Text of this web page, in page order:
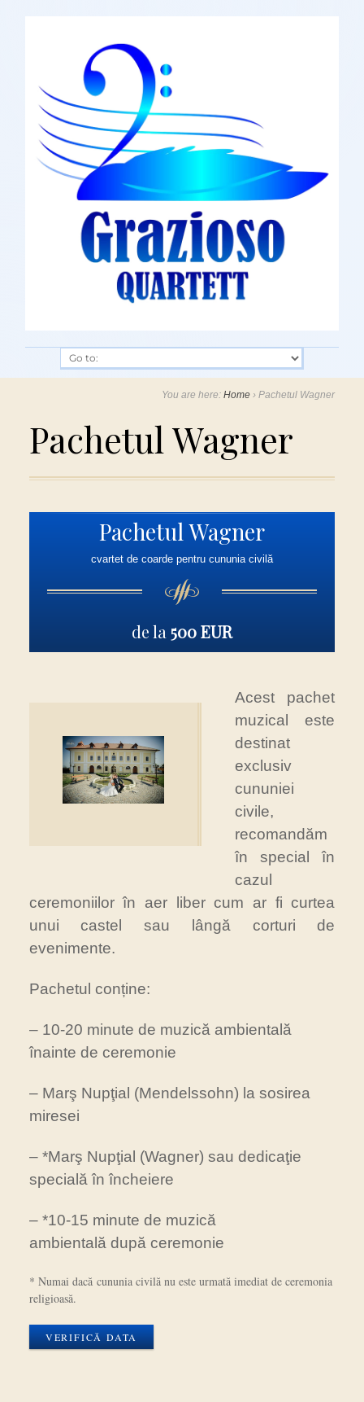
You are here:Home ›Pachetul Wagner
Pachetul Wagner
Pachetul Wagner
cvartet de coarde pentru cununia civilă
de la 500 EUR
Acest pachet
muzical este
destinat
exclusiv
cununiei
civile,
recomandăm
în special în
cazul
ceremoniilor în aer liber cum ar fi curtea
unui castel sau lângă corturi de
evenimente.
Pachetul conține:
– 10-20 minute de muzică ambientală
înainte de ceremonie
– Marş Nupţial (Mendelssohn) la sosirea
miresei
– *Marş Nupţial (Wagner) sau dedicaţie
specială în încheiere
– *10-15 minute de muzică
ambientală după ceremonie
* Numai dacă cununia civilă nu este urmată imediat de ceremonia
religioasă.
VERIFICĂ DATA